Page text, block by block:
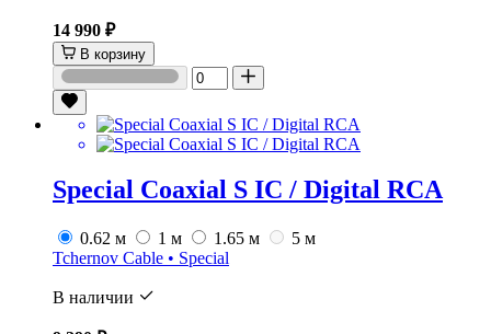
14 990 ₽
В корзину
Special Coaxial S IC / Digital RCA
0.62 м 1 м 1.65 м
5 м
Tchernov Cable • Special
В наличии